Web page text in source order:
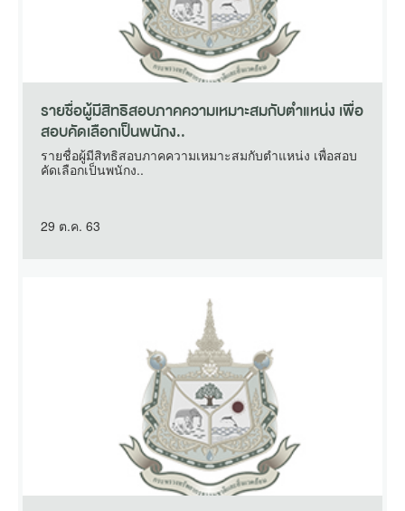
รายชื่อผู้มีสิทธิสอบภาคความเหมาะสมกับตำแหน่ง เพื่อ
สอบคัดเลือกเป็นพนักง..
รายชื่อผู้มีสิทธิสอบภาคความเหมาะสมกับตำแหน่ง เพื่อสอบ
คัดเลือกเป็นพนักง..
29 ต.ค. 63